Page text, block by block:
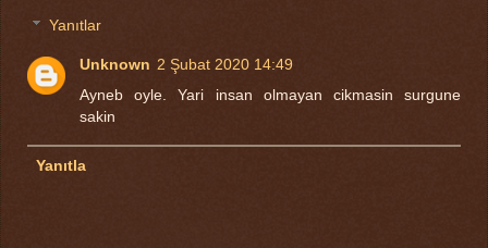
Yanıtlar
Unknown 2 Şubat 2020 14:49
Ayneb oyle. Yari insan olmayan cikmasin surgune
sakin
Yanıtla